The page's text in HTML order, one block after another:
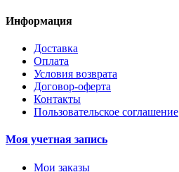
Информация
Доставка
Оплата
Условия возврата
Договор-оферта
Контакты
Пользовательское соглашение
Моя учетная запись
Мои заказы